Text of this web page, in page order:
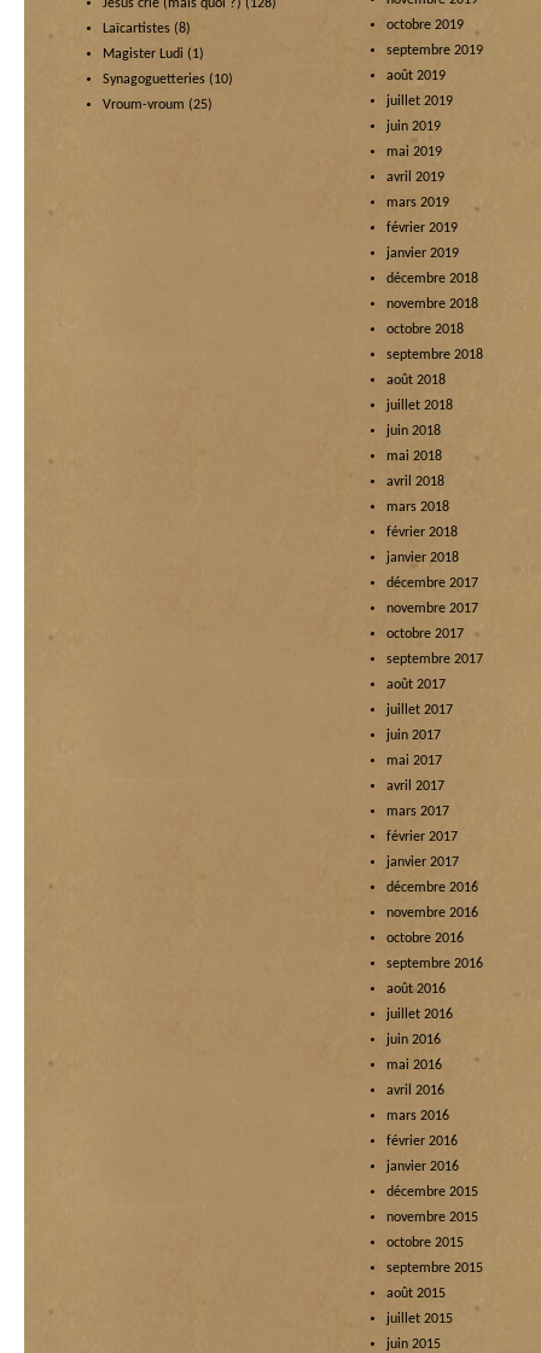
Jésus crie (mais quoi ?) (128)
Laïcartistes (8)
Magister Ludi (1)
Synagoguetteries (10)
Vroum-vroum (25)
octobre 2019
septembre 2019
août 2019
juillet 2019
juin 2019
mai 2019
avril 2019
mars 2019
février 2019
janvier 2019
décembre 2018
novembre 2018
octobre 2018
septembre 2018
août 2018
juillet 2018
juin 2018
mai 2018
avril 2018
mars 2018
février 2018
janvier 2018
décembre 2017
novembre 2017
octobre 2017
septembre 2017
août 2017
juillet 2017
juin 2017
mai 2017
avril 2017
mars 2017
février 2017
janvier 2017
décembre 2016
novembre 2016
octobre 2016
septembre 2016
août 2016
juillet 2016
juin 2016
mai 2016
avril 2016
mars 2016
février 2016
janvier 2016
décembre 2015
novembre 2015
octobre 2015
septembre 2015
août 2015
juillet 2015
juin 2015